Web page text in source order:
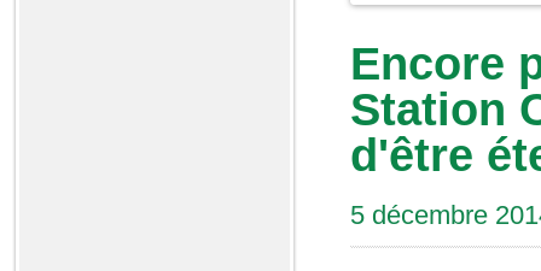
Encore
Station
d'être
5 décembre